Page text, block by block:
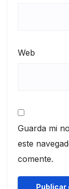
Web
Guarda mi
este
comente.